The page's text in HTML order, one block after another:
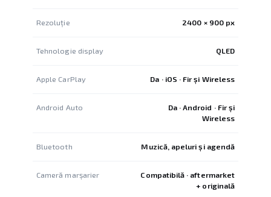
Rezoluție 2400 × 900 px
Tehnologie display QLED
Apple CarPlay Da · iOS · Fir și Wireless
Android Auto
Da · Android · Fir și
Wireless
Bluetooth Muzică, apeluri și agendă
Cameră marșarier
Compatibilă · aftermarket
+ originală